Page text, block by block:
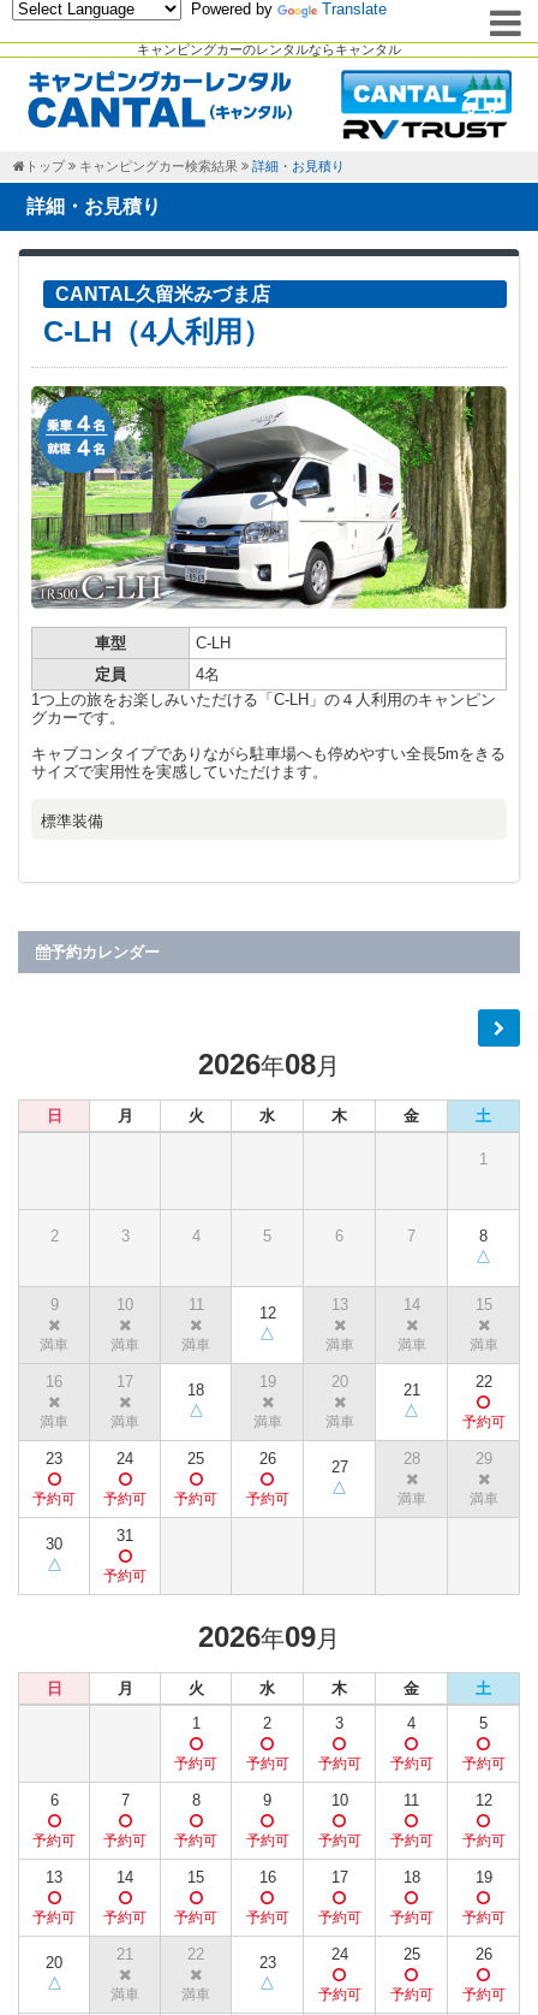
キャンピングカーのレンタルならキャンタル
Powered by Translate
トップ キャンピングカー検索結果 詳細・お見積り
詳細・お見積り
CANTAL久留米みづま店
C-LH（4人利用）
車型
C-LH
定員
4名
1つ上の旅をお楽しみいただける「C-LH」の４人利用のキャンピン
グカーです。
キャブコンタイプでありながら駐車場へも停めやすい全長5mをきる
サイズで実用性を実感していただけます。
標準装備
予約カレンダー
2026年08月
日 月 火 水 木 金 土
1
2 3 4 5 6 7 8
9 10 11 12 13 14 15
16 17 18 19 20 21 22
23 24 25 26 27 28 29
30 31
2026年09月
日 月 火 水 木 金
土
1
2 3 4 5
6 7 8 9 10 11 12
13 14 15 16 17 18 19
20 21 22 23 24 25 26